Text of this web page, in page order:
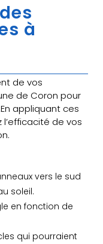
à
de vos
de Coron pour
appliquant ces
de vos
vers le sud
soleil.
en fonction de
qui pourraient